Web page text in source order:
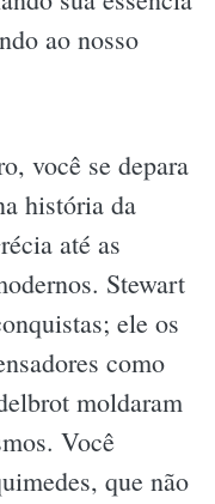
ao nosso
você se depara
história da
até as
Stewart
ele os
como
moldaram
Você
que não